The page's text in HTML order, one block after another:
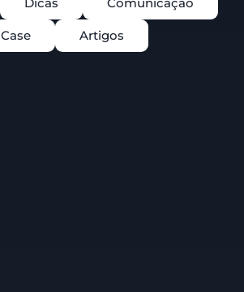
Case Artigos